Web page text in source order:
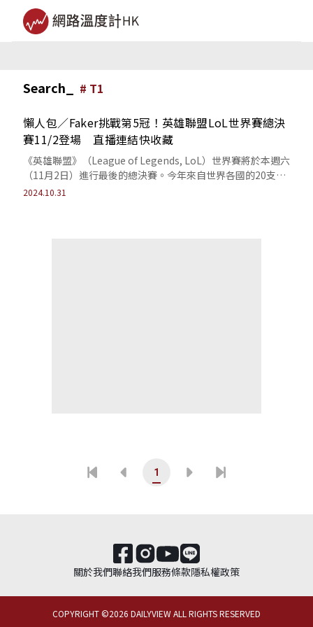
Search_ # T1
懶人包／Faker挑戰第5冠！英雄聯盟LoL世界賽總決
賽11/2登場 直播連結快收藏
《英雄聯盟》（League of Legends, LoL）世界賽將於本週六
（11月2日）進行最後的總決賽。今年來自世界各國的20支頂
尖隊伍自9...
2024.10.31
1
關於我們聯絡我們服務條款隱私權政策
COPYRIGHT ©2026 DAILYVIEW ALL RIGHTS RESERVED